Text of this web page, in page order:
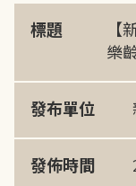
標題
【
樂
發布單位
發佈時間